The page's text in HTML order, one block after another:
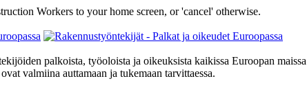
Workers to your home screen, or 'cancel' otherwise.
palkoista, työoloista ja oikeuksista kaikissa Euroopan
valmiina auttamaan ja tukemaan tarvittaessa.